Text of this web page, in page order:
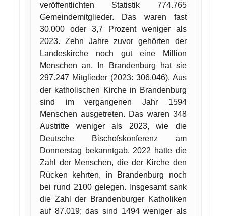
veröffentlichten Statistik 774.765
Gemeindemitglieder. Das waren fast
30.000 oder 3,7 Prozent weniger als
2023. Zehn Jahre zuvor gehörten der
Landeskirche noch gut eine Million
Menschen an. In Brandenburg hat sie
297.247 Mitglieder (2023: 306.046). Aus
der katholischen Kirche in Brandenburg
sind im vergangenen Jahr 1594
Menschen ausgetreten. Das waren 348
Austritte weniger als 2023, wie die
Deutsche Bischofskonferenz am
Donnerstag bekanntgab. 2022 hatte die
Zahl der Menschen, die der Kirche den
Rücken kehrten, in Brandenburg noch
bei rund 2100 gelegen. Insgesamt sank
die Zahl der Brandenburger Katholiken
auf 87.019; das sind 1494 weniger als